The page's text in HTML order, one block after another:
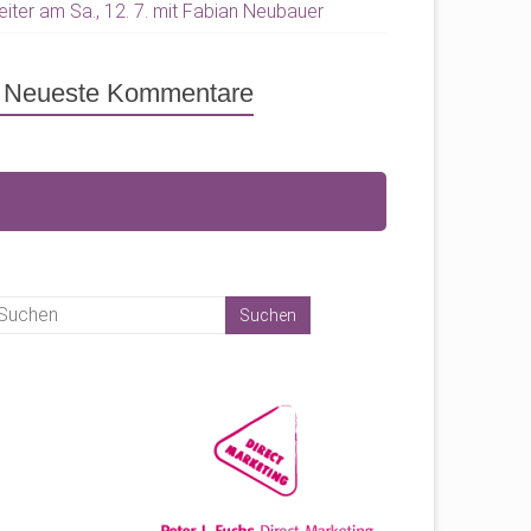
am Sa., 12. 7. mit Fabian Neubauer
Neueste Kommentare